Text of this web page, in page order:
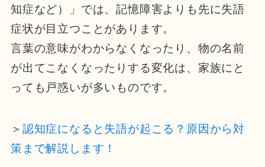
知症など）」では、記憶障害よりも先に失語
症状が目立つことがあります。
言葉の意味がわからなくなったり、物の名前
が出てこなくなったりする変化は、家族にと
っても戸惑いが多いものです。
＞ 認知症になると失語が起こる？原因から対
策まで解説します！